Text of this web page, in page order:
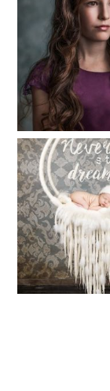
41
Baby/
72